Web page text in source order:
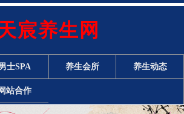
宸养生网
士SPA 养生会所 养生动态
站合作